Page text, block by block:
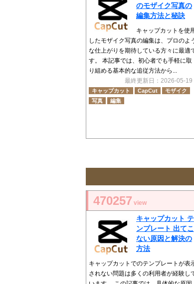
のモザイク写真の
編集方法と秘訣
キャップカットを使
したモザイク写真の編集は、プロのよ
な仕上がりを期待している方々に最適
す。 本記事では、初心者でも手軽に取
り組める基本的な追従方法から...
最終更新日：2026-05-19
キャップカット CapCut
モザイク
写真
編集
470257 view
キャップカット テ
ンプレート 出てこ
ない原因と解決の
方法
キャップカットでのテンプレートが表
されない問題は多くの利用者が経験し